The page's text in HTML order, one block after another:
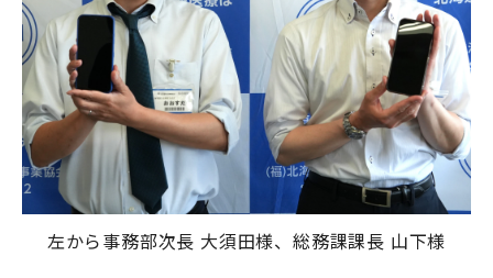
左から事務部次長 大須田様、 総務課課長 山下様